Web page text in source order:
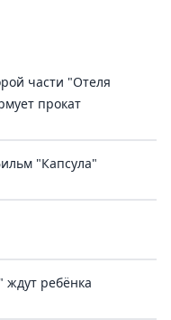
части "Отеля
прокат
"Капсула"
ждут ребёнка